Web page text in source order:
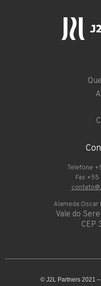
Telefone
Fax +55
Alameda
Vale do
CEP
© J2L Partners 2021